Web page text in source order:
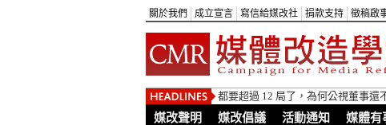
關於我們 成立宣言 寫信給媒改社 捐款支持 徵稿啟
都要超過 12 局了，為何公視董事還
媒改聲明 媒改倡議 活動通知 媒體有